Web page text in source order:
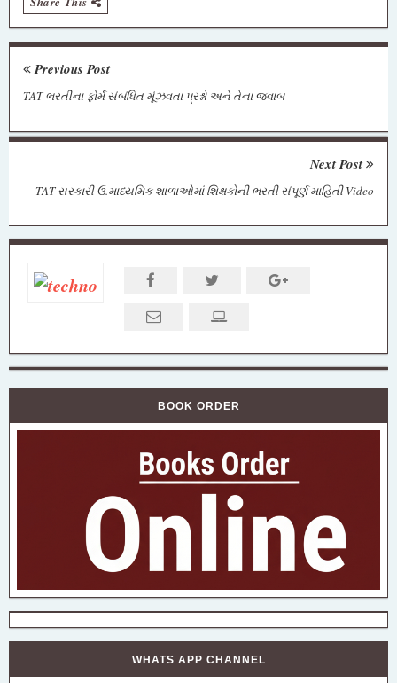
Previous Post
TAT ભરતીના ફોર્મ સંબંધિત મૂંઝવતા પ્રશ્નો અને તેના જવાબ
Next Post
TAT સરકારી ઉ.માધ્યમિક શાળાઓમાં શિક્ષકોની ભરતી સંપૂર્ણ માહિતી Video
BOOK ORDER
WHATS APP CHANNEL